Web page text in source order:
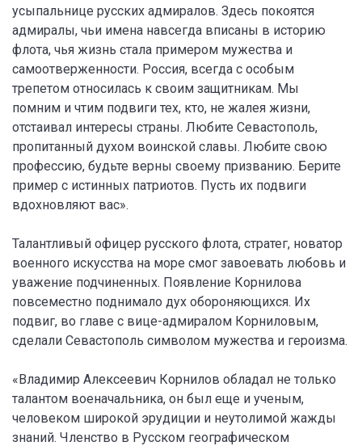
усыпальнице русских адмиралов. Здесь покоятся
адмиралы, чьи имена навсегда вписаны в историю
флота, чья жизнь стала примером мужества и
самоотверженности. Россия, всегда с особым
трепетом относилась к своим защитникам. Мы
помним и чтим подвиги тех, кто, не жалея жизни,
отстаивал интересы страны. Любите Севастополь,
пропитанный духом воинской славы. Любите свою
профессию, будьте верны своему призванию. Берите
пример с истинных патриотов. Пусть их подвиги
вдохновляют вас».
Талантливый офицер русского флота, стратег, новатор
военного искусства на море смог завоевать любовь и
уважение подчиненных. Появление Корнилова
повсеместно поднимало дух обороняющихся. Их
подвиг, во главе с вице-адмиралом Корниловым,
сделали Севастополь символом мужества и героизма.
«Владимир Алексеевич Корнилов обладал не только
талантом военачальника, он был еще и ученым,
человеком широкой эрудиции и неутолимой жажды
знаний. Членство в Русском географическом